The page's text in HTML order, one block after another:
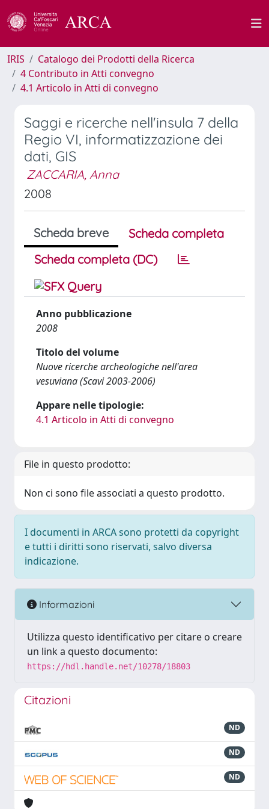
IRIS
Catalogo dei Prodotti della Ricerca
4 Contributo in Atti convegno
4.1 Articolo in Atti di convegno
Saggi e ricerche nell'insula 7 della
Regio VI, informatizzazione dei
dati, GIS
ZACCARIA, Anna
2008
Scheda breve
Scheda completa
Scheda completa (DC)
Anno pubblicazione
2008
Titolo del volume
Nuove ricerche archeologiche nell'area
vesuviana (Scavi 2003-2006)
Appare nelle tipologie:
4.1 Articolo in Atti di convegno
File in questo prodotto:
Non ci sono file associati a questo prodotto.
I documenti in ARCA sono protetti da copyright
e tutti i diritti sono riservati, salvo diversa
indicazione.
Informazioni
Utilizza questo identificativo per citare o creare
un link a questo documento:
https://hdl.handle.net/10278/18803
Citazioni
ND
ND
ND